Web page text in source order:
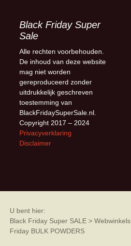
Black Friday Super
Sale
Alle rechten voorbehouden.
De inhoud van deze website
mag niet worden
gereproduceerd zonder
uitdrukkelijk geschreven
toestemming van
BlackFridaySuperSale.nl.
Copyright 2017 – 2024
Privacyverklaring
Disclaimer
U bent hier:
Black Friday Super SALE >
Friday BULK POWDERS